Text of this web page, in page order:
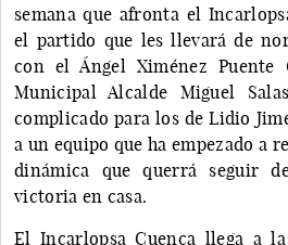
semana que afronta el
el partido que les llevará de
con el Ángel Ximénez Puente
Municipal Alcalde Miguel
complicado para los de Lidio
a un equipo que ha empezado a
dinámica que querrá seguir
victoria en casa.
El Incarlopsa Cuenca llega a